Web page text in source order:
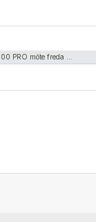
PRO möte freda ...